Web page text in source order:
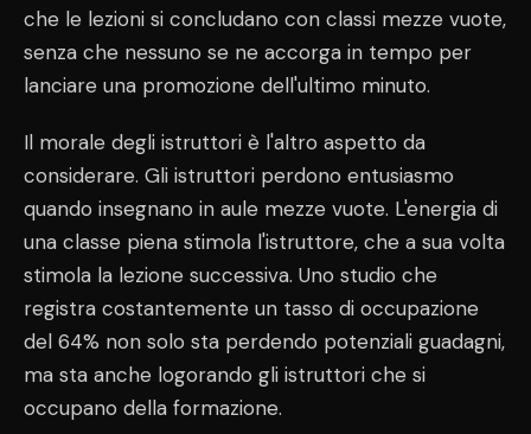
che le lezioni si concludano con classi mezze vuote,
senza che nessuno se ne accorga in tempo per
lanciare una promozione dell'ultimo minuto.
Il morale degli istruttori è l'altro aspetto da
considerare. Gli istruttori perdono entusiasmo
quando insegnano in aule mezze vuote. L'energia di
una classe piena stimola l'istruttore, che a sua volta
stimola la lezione successiva. Uno studio che
registra costantemente un tasso di occupazione
del 64% non solo sta perdendo potenziali guadagni,
ma sta anche logorando gli istruttori che si
occupano della formazione.